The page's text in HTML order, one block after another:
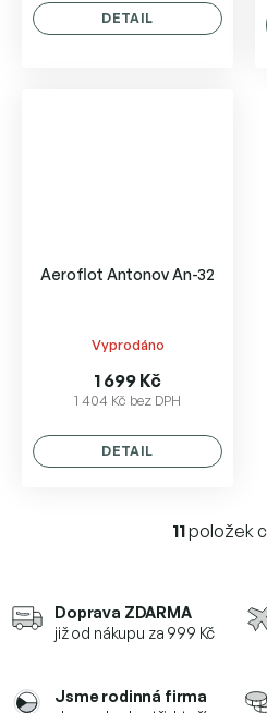
5,0
z
DETAIL
Aeroflot Antonov An-32
Vyprodáno
1 404 Kč bez DPH
1 699 Kč
DETAIL
O
d
p
11položek
Doprava ZDARMA
již od nákupu za 999 Kč
Jsme rodinná firma